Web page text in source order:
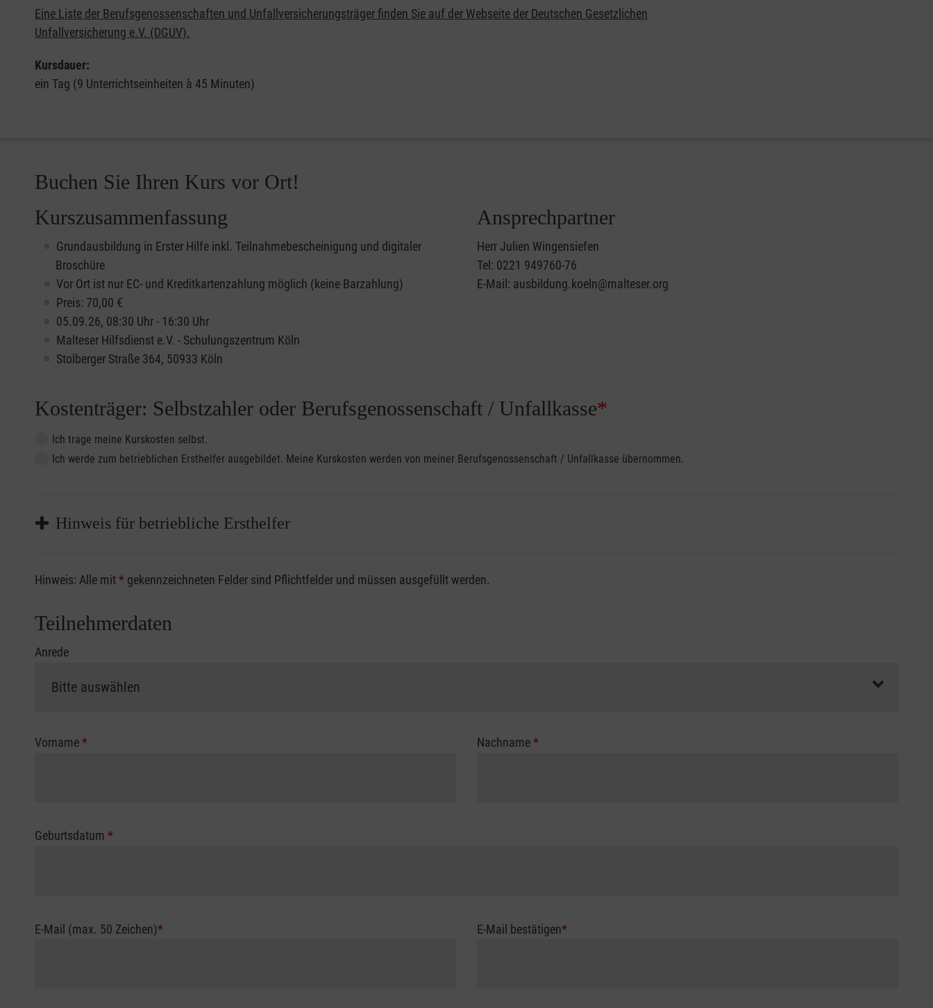
Eine Liste der Berufsgenossenschaften und Unfallversicherungsträger finden Sie auf der Webseite der Deutschen Gesetzlichen
Unfallversicherung e.V. (DGUV).
Kursdauer:
ein Tag (9 Unterrichtseinheiten à 45 Minuten)
Buchen Sie Ihren Kurs vor Ort!
Kurszusammenfassung
Grundausbildung in Erster Hilfe inkl. Teilnahmebescheinigung und digitaler
Broschüre
Vor Ort ist nur EC- und Kreditkartenzahlung möglich (keine Barzahlung)
Preis: 70,00 €
05.09.26, 08:30 Uhr - 16:30 Uhr
Malteser Hilfsdienst e.V. - Schulungszentrum Köln
Stolberger Straße 364, 50933 Köln
Ansprechpartner
Herr Julien Wingensiefen
Tel: 0221 949760-76
E-Mail: ausbildung.koeln@malteser.org
Kostenträger: Selbstzahler oder Berufsgenossenschaft / Unfallkasse*
Ich trage meine Kurskosten selbst.
Ich werde zum betrieblichen Ersthelfer ausgebildet. Meine Kurskosten werden von meiner Berufsgenossenschaft / Unfallkasse übernommen.
Hinweis für betriebliche Ersthelfer
Sofern Sie ein Kostenübernahmeverfahren Ihrer Berufsgenossenschaft / Unfallkasse nutzen, beachten Sie bitte, dass die Abrechnungsunterlagen spätestens zu Kursbeginn
vorliegen müssen. Andernfalls erfolgt eine Abrechnung der vollen Kursgebühr als Selbstzahler.
Hinweis: Alle mit* gekennzeichneten Felder sind Pflichtfelder und müssen ausgefüllt werden.
Teilnehmerdaten
Anrede
Vorname* Nachname*
Geburtsdatum *
E-Mail (max. 50 Zeichen)* E-Mail bestätigen*